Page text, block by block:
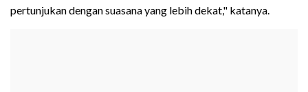
pertunjukan dengan suasana yang lebih dekat," katanya.